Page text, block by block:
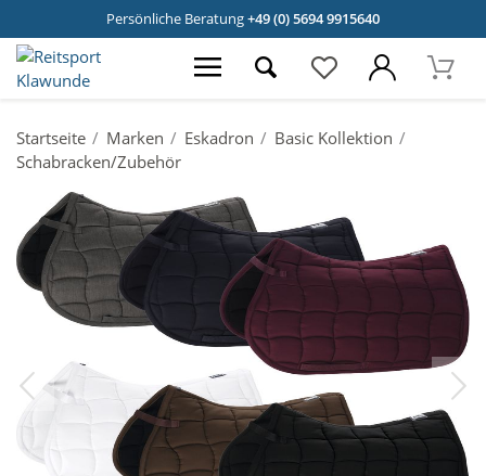
Persönliche Beratung+49 (0) 5694 9915640
Startseite Marken Eskadron
Basic Kollektion
Schabracken/Zubehör